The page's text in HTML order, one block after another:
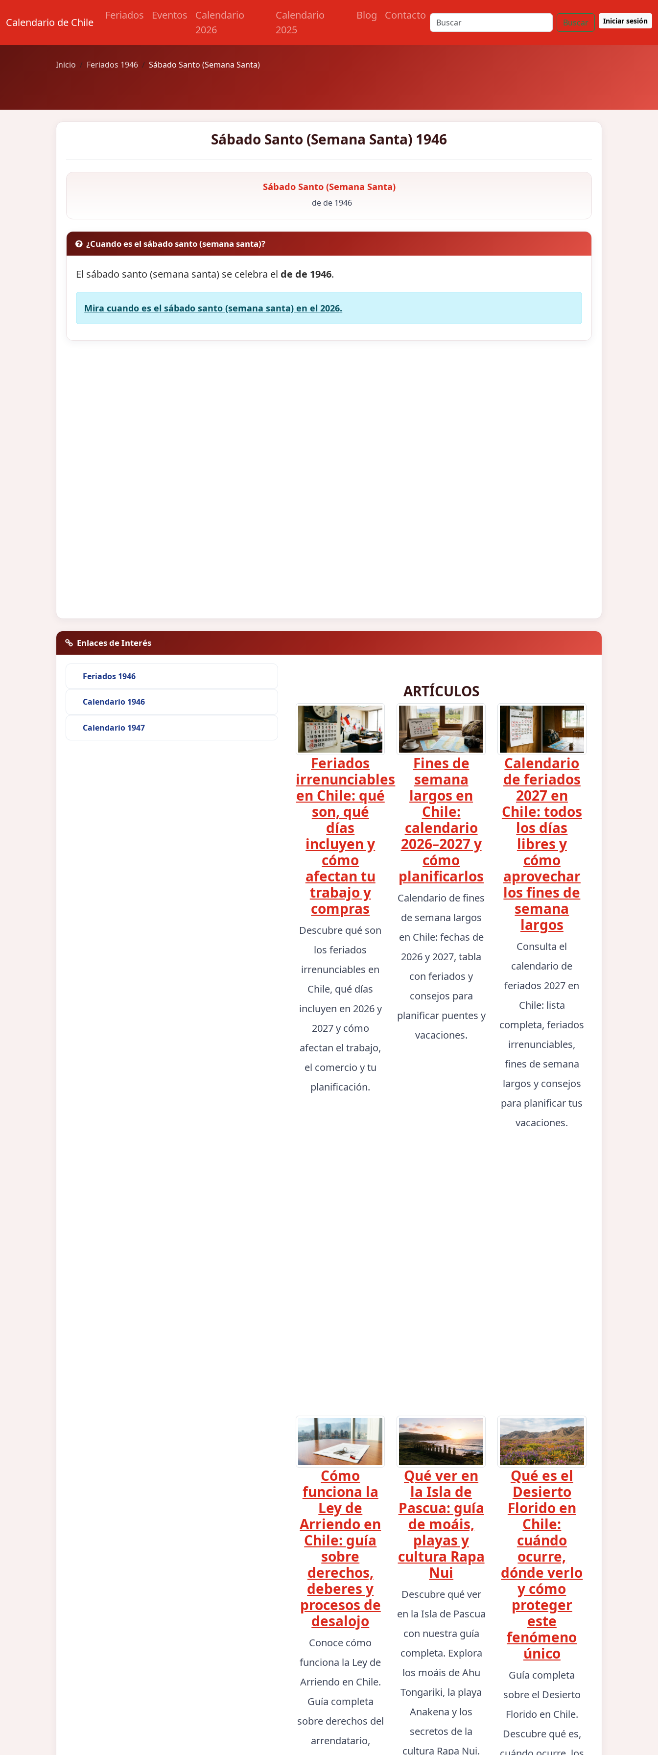
Calendario de Chile
Feriados Eventos
Calendario
2026
Calendario
2025
Blog Contacto
Buscar Iniciar sesión
Inicio Feriados 1946 Sábado Santo (Semana Santa)
Sábado Santo (Semana Santa) 1946
Sábado Santo (Semana Santa)
de de 1946
¿Cuando es el sábado santo (semana santa)?
El sábado santo (semana santa) se celebra el de de 1946.
Mira cuando es el sábado santo (semana santa) en el 2026.
Enlaces de Interés
Feriados 1946
Calendario 1946
Calendario 1947
ARTÍCULOS
Feriados
irrenunciables
en Chile: qué
son, qué
días
incluyen y
cómo
afectan tu
trabajo y
compras
Descubre qué son
los feriados
irrenunciables en
Chile, qué días
incluyen en 2026 y
2027 y cómo
afectan el trabajo,
el comercio y tu
planificación.
Fines de
semana
largos en
Chile:
calendario
2026–2027 y
cómo
planificarlos
Calendario de fines
de semana largos
en Chile: fechas de
2026 y 2027, tabla
con feriados y
consejos para
planificar puentes y
vacaciones.
Calendario
de feriados
2027 en
Chile: todos
los días
libres y
cómo
aprovechar
los fines de
semana
largos
Consulta el
calendario de
feriados 2027 en
Chile: lista
completa, feriados
irrenunciables,
fines de semana
largos y consejos
para planificar tus
vacaciones.
Cómo
funciona la
Ley de
Arriendo en
Chile: guía
sobre
derechos,
deberes y
procesos de
desalojo
Conoce cómo
funciona la Ley de
Arriendo en Chile.
Guía completa
sobre derechos del
arrendatario,
Qué ver en
la Isla de
Pascua: guía
de moáis,
playas y
cultura Rapa
Nui
Descubre qué ver
en la Isla de Pascua
con nuestra guía
completa. Explora
los moáis de Ahu
Tongariki, la playa
Anakena y los
secretos de la
cultura Rapa Nui.
Qué es el
Desierto
Florido en
Chile:
cuándo
ocurre,
dónde verlo
y cómo
proteger
este
fenómeno
único
Guía completa
sobre el Desierto
Florido en Chile.
Descubre qué es,